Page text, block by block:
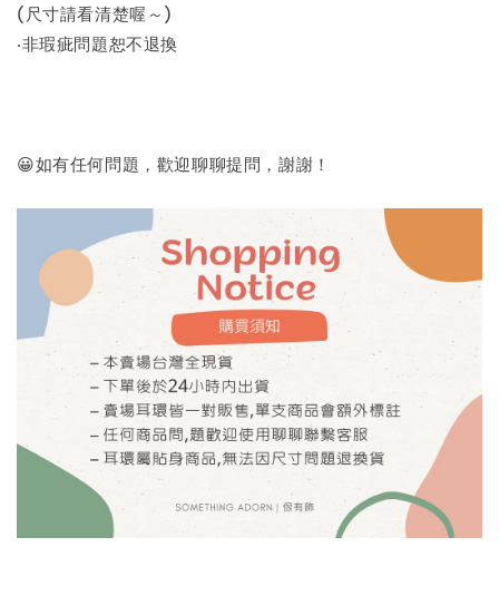
(尺寸請看清楚喔～)
‧非瑕疵問題恕不退換
😀如有任何問題，歡迎聊聊提問，謝謝！